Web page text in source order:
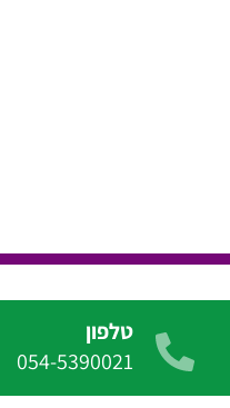
טלפון
054-5390021